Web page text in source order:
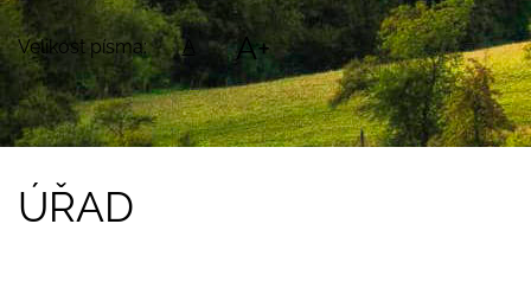
Velikost písma: A A+
ÚŘAD